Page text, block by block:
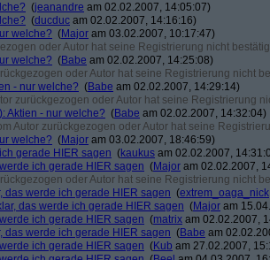
(jeanandre am 02.02.2007, 14:05:07)
(ducduc am 02.02.2007, 14:16:16)
welche? (Major am 03.02.2007, 10:17:47)
oder Autor hat seine Registrierung nicht
welche? (Babe am 02.02.2007, 14:25:08)
oder Autor hat seine Registrierung nicht
- nur welche? (Babe am 02.02.2007, 14:29:14)
zurückgezogen oder Autor hat seine Registrierung
Aktien - nur welche? (Babe am 02.02.2007, 14:32:04)
Autor zurückgezogen oder Autor hat seine
welche? (Major am 03.02.2007, 18:46:59)
gerade HIER sagen (kaukus am 02.02.2007,
ich gerade HIER sagen (Major am 02.02.2007,
oder Autor hat seine Registrierung nicht
das werde ich gerade HIER sagen (extrem_oaga_nick
das werde ich gerade HIER sagen (Major am
ich gerade HIER sagen (matrix am 02.02.2007,
das werde ich gerade HIER sagen (Babe am
ich gerade HIER sagen (Kub am 27.02.2007,